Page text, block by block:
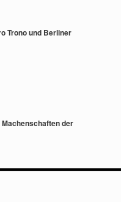
Trono und Berliner
der